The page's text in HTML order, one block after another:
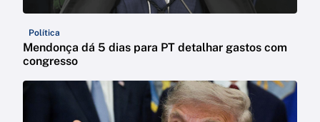
Política
Mendonça dá 5 dias para PT detalhar gastos com
congresso